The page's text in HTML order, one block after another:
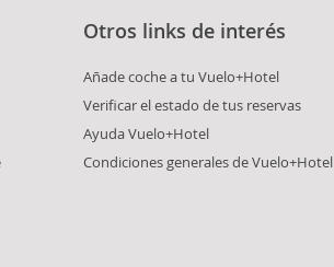
Otros links de interés
Añade coche a tu Vuelo+Hotel
Verificar el estado de tus reservas
Ayuda Vuelo+Hotel
Condiciones generales de Vuelo+Hotel